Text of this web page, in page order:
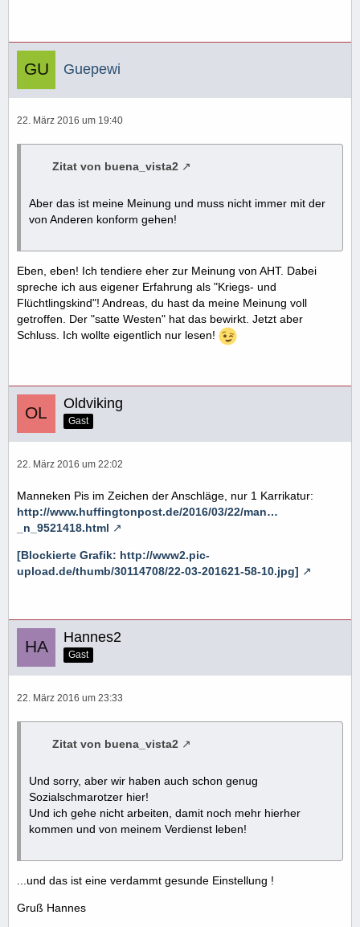
Guepewi
22. März 2016 um 19:40
Zitat von buena_vista2
Aber das ist meine Meinung und muss nicht immer mit der
von Anderen konform gehen!
Eben, eben! Ich tendiere eher zur Meinung von AHT. Dabei
spreche ich aus eigener Erfahrung als "Kriegs- und
Flüchtlingskind"! Andreas, du hast da meine Meinung voll
getroffen. Der "satte Westen" hat das bewirkt. Jetzt aber
Schluss. Ich wollte eigentlich nur lesen!
Oldviking
Gast
22. März 2016 um 22:02
Manneken Pis im Zeichen der Anschläge, nur 1 Karrikatur:
http://www.huffingtonpost.de/2016/03/22/man…
_n_9521418.html
[Blockierte Grafik: http://www2.pic-
upload.de/thumb/30114708/22-03-201621-58-10.jpg]
Hannes2
Gast
22. März 2016 um 23:33
Zitat von buena_vista2
Und sorry, aber wir haben auch schon genug
Sozialschmarotzer hier!
Und ich gehe nicht arbeiten, damit noch mehr hierher
kommen und von meinem Verdienst leben!
...und das ist eine verdammt gesunde Einstellung !
Gruß Hannes